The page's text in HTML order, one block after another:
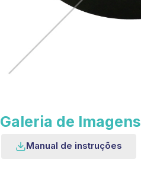
Galeria de Imagens
Manual de instruções